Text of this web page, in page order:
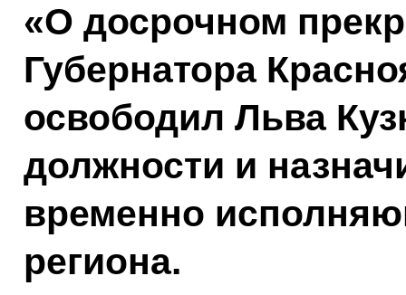
«О досрочном
Губернатора
освободил Льва
должности и
временно
региона.